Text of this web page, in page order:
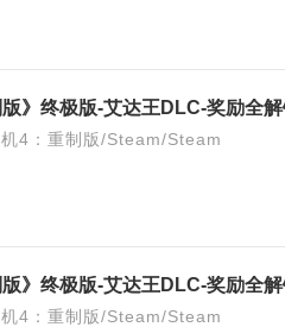
4：重制版/Steam/Steam
4：重制版/Steam/Steam